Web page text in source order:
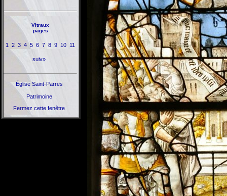
Vitraux
pages
1 2 3 4 5 6 7 8 9 10 11
suiv»
Église Saint-Parres
Patrimoine
Fermez cette fenêtre